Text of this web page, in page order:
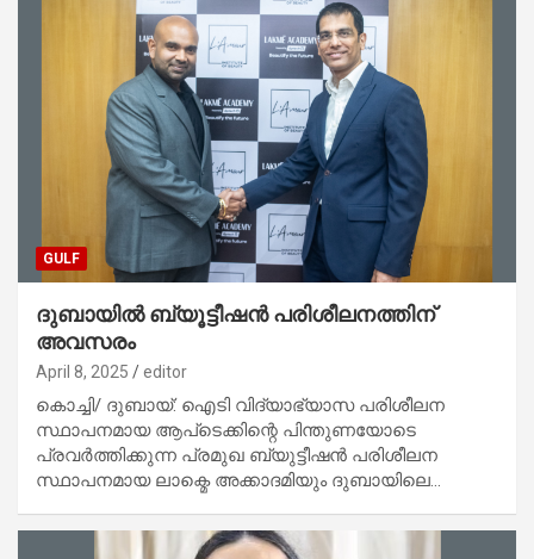
GULF
ദുബായിൽ ബ്യൂട്ടീഷൻ പരിശീലനത്തിന്
അവസരം
April 8, 2025 editor
കൊച്ചി/ ദുബായ്: ഐടി വിദ്യാഭ്യാസ പരിശീലന
സ്ഥാപനമായ ആപ്‌ടെക്കിന്റെ പിന്തുണയോടെ
പ്രവർത്തിക്കുന്ന പ്രമുഖ ബ്യുട്ടീഷൻ പരിശീലന
സ്ഥാപനമായ ലാക്മെ അക്കാദമിയും ദുബായിലെ…